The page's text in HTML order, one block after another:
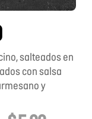
salteados en
con salsa
y